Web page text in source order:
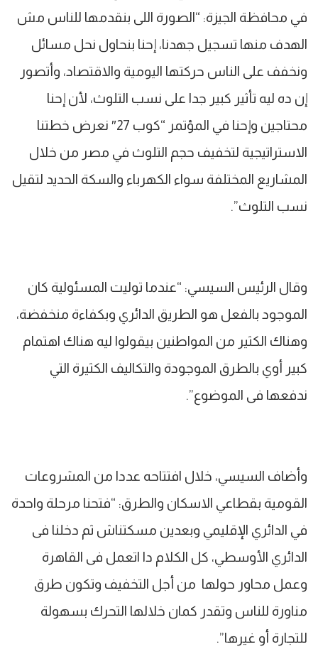
في محافظة الجيزة: “الصورة اللى بنقدمها للناس مش
الهدف منها تسجيل جهدنا، إحنا بنحاول نحل مسائل
ونخفف على الناس حركتها اليومية والاقتصاد، وأتصور
إن ده ليه تأثير كبير جدا على نسب التلوث، لأن إحنا
محتاجين وإحنا في المؤتمر “كوب 27″ نعرض خطتنا
الاستراتيجية لتخفيف حجم التلوث في مصر من خلال
المشاريع المختلفة سواء الكهرباء والسكة الحديد لتقيل
نسب التلوث”.
وقال الرئيس السيسي: “عندما توليت المسئولية كان
الموجود بالفعل هو الطريق الدائري وبكفاءة منخفضة،
وهناك الكثير من المواطنين بيقولوا ليه هناك اهتمام
كبير أوي بالطرق الموجودة والتكاليف الكثيرة التي
ندفعها فى الموضوع”.
وأضاف السيسي، خلال افتتاحه عددا من المشروعات
القومية بقطاعي الاسكان والطرق: “فتحنا مرحلة واحدة
في الدائري الإقليمي وبعدين مسكتناش ثم دخلنا فى
الدائري الأوسطي، كل الكلام دا اتعمل فى القاهرة
وعمل محاور حولها من أجل التخفيف وتكون طرق
مناورة للناس وتقدر كمان خلالها التحرك بسهولة
للتجارة أو غيرها”.